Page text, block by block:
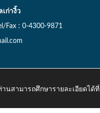
ก่างิ้ว
: 0-4300-9871
นสามารถศึกษารายละเอียดได้ที่